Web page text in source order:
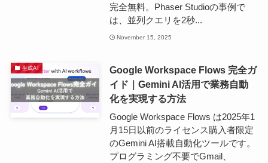
完全無料。Phaser Studioの事例で
は、並列クエリを2秒...
November 15, 2025
生成AI
Google Workspace Flows 完全ガ
イド｜Gemini AI活用で業務自動
化を実現する方法
Google Workspace Flows は2025年1
月15日以前のライセンス購入者限定
のGemini AI搭載自動化ツールです。
プログラミング不要でGmail、